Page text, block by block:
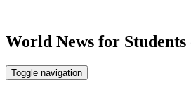
World News for
Toggle navigation